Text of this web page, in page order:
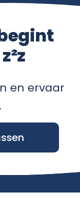
en ervaar